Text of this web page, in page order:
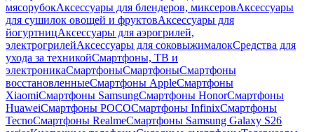
мясорубокАксессуары для блендеров, миксеровАксессуары
для сушилок овощей и фруктовАксессуары для
йогуртницАксессуары для аэрогрилей,
электрогрилейАксессуары для соковыжималокСредства для
ухода за техникойСмартфоны, ТВ и
электроникаСмартфоныСмартфоныСмартфоны
восстановленныеСмартфоны AppleСмартфоны
XiaomiСмартфоны SamsungСмартфоны HonorСмартфоны
HuaweiСмартфоны POCOСмартфоны InfinixСмартфоны
TecnoСмартфоны RealmeСмартфоны Samsung Galaxy S26